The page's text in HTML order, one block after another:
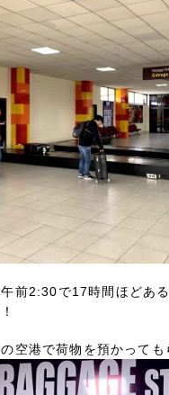
前2:30で17時間ほどあ
空港で荷物を預かっても